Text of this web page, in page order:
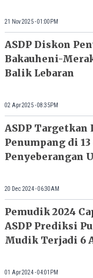
21 Nov 2025 - 01:00PM
ASDP Diskon
Bakauheni-
Balik Lebaran
02 Apr 2025 - 08:35PM
ASDP Targetkan
Penumpang di
Penyeberangan
20 Dec 2024 - 06:30AM
Pemudik 2024
ASDP Prediksi
Mudik Terjadi 6
01 Apr 2024 - 04:01PM